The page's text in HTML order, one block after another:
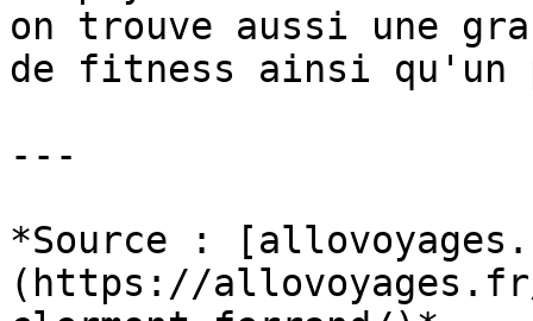
on trouve aussi une
de fitness ainsi qu'un
---
*Source :
(https://